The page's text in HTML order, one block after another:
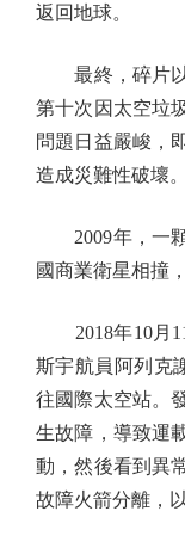
返回地球。
最終，碎片以
第十次因太空垃
問題日益嚴峻，
造成災難性破壞。
2009年，一顆
國商業衛星相撞
2018年10月11
斯宇航員阿列克
往國際太空站。
生故障，導致運
動，然後看到異
故障火箭分離，